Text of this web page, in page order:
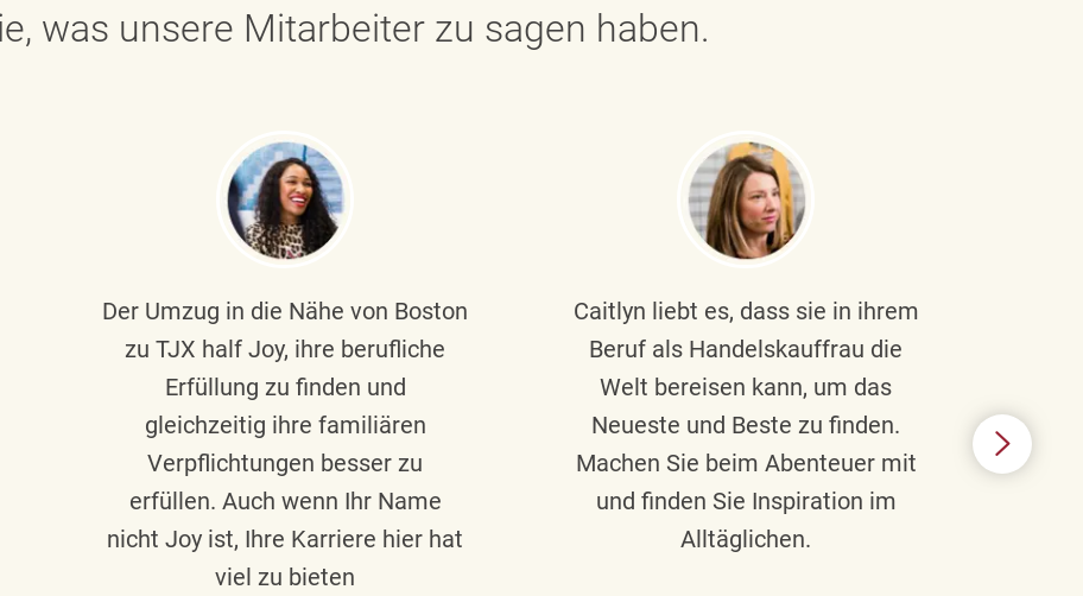
was unsere Mitarbeiter zu sagen haben.
Der Umzug in die Nähe von Boston
zu TJX half Joy, ihre berufliche
Erfüllung zu finden und
gleichzeitig ihre familiären
Verpflichtungen besser zu
erfüllen. Auch wenn Ihr Name
nicht Joy ist, Ihre Karriere hier hat
viel zu bieten
Caitlyn liebt es, dass sie in ihrem
Beruf als Handelskauffrau die
Welt bereisen kann, um das
Neueste und Beste zu finden.
Machen Sie beim Abenteuer mit
und finden Sie Inspiration im
Alltäglichen.